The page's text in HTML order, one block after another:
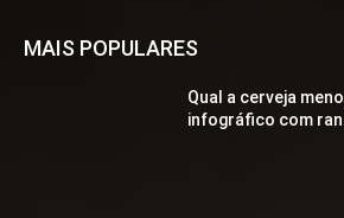
MAIS POPULARES
Qual a cerveja
infográfico com